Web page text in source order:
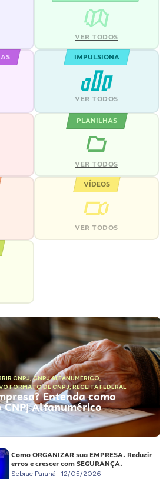
VER TODOS
IMPULSIONA
VER TODOS
PLANILHAS
VER TODOS
VÍDEOS
VER TODOS
CNPJ,CNPJ ALFANUMÉRICO,
FORMATO DE CNPJ,RECEITA FEDERAL
Entenda como
Alfanumérico
Como ORGANIZAR sua EMPRESA. Reduzir
erros e crescer com SEGURANÇA.
Sebrae Paraná 12/05/2026